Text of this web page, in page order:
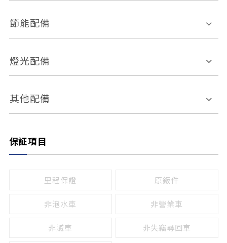
車道偏離警示
自動停車系統 盲點偵測系統
倒車雷達
無
有
外部音源接入
節能配備
引擎啟閉系統
燈光配備
感應頭燈
頭燈光源
其他配備
保証項目
里程保證 原鈑件
非泡水車 非營業車
非贓車 非失竊尋回車